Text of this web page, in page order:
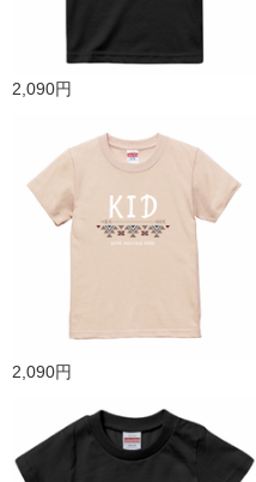
2,090円
2,090円